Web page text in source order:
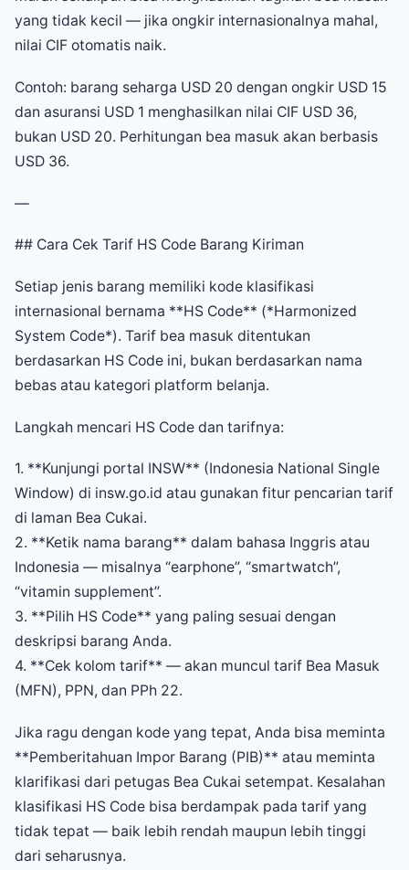
yang tidak kecil — jika ongkir internasionalnya mahal,
nilai CIF otomatis naik.
Contoh: barang seharga USD 20 dengan ongkir USD 15
dan asuransi USD 1 menghasilkan nilai CIF USD 36,
bukan USD 20. Perhitungan bea masuk akan berbasis
USD 36.
—
## Cara Cek Tarif HS Code Barang Kiriman
Setiap jenis barang memiliki kode klasifikasi
internasional bernama **HS Code** (*Harmonized
System Code*). Tarif bea masuk ditentukan
berdasarkan HS Code ini, bukan berdasarkan nama
bebas atau kategori platform belanja.
Langkah mencari HS Code dan tarifnya:
1. **Kunjungi portal INSW** (Indonesia National Single
Window) di insw.go.id atau gunakan fitur pencarian tarif
di laman Bea Cukai.
2. **Ketik nama barang** dalam bahasa Inggris atau
Indonesia — misalnya “earphone”, “smartwatch”,
“vitamin supplement”.
3. **Pilih HS Code** yang paling sesuai dengan
deskripsi barang Anda.
4. **Cek kolom tarif** — akan muncul tarif Bea Masuk
(MFN), PPN, dan PPh 22.
Jika ragu dengan kode yang tepat, Anda bisa meminta
**Pemberitahuan Impor Barang (PIB)** atau meminta
klarifikasi dari petugas Bea Cukai setempat. Kesalahan
klasifikasi HS Code bisa berdampak pada tarif yang
tidak tepat — baik lebih rendah maupun lebih tinggi
dari seharusnya.